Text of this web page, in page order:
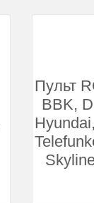
Пульт
BBK,